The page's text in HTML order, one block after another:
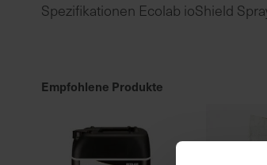
Spezifikationen Ecolab ioShield
Empfohlene Produkte